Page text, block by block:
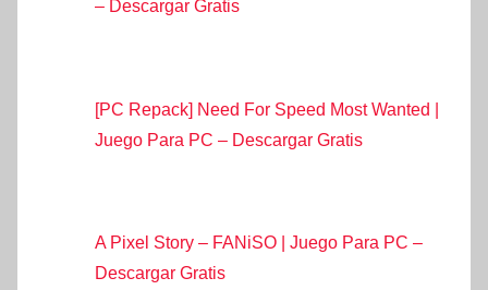
– Descargar Gratis
[PC Repack] Need For Speed Most Wanted |
Juego Para PC – Descargar Gratis
A Pixel Story – FANiSO | Juego Para PC –
Descargar Gratis